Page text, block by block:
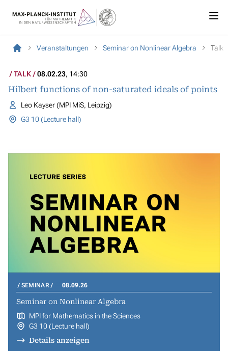
Veranstaltungen Seminar on Nonlinear Algebra Talk
TALK 08.02.23, 14:30
Hilbert functions of non-saturated ideals of points
Leo Kayser (MPI MiS, Leipzig)
G3 10 (Lecture hall)
SEMINAR 08.09.26
Seminar on Nonlinear Algebra
MPI for Mathematics in the Sciences
G3 10 (Lecture hall)
Details anzeigen